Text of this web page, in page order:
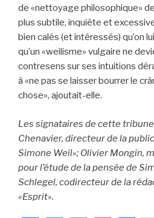
de «nettoyage philosophique»
plus subtile, inquiète et
bien calés (et intéressés) qu’on
qu’un «weilisme» vulgaire ne
contresens sur ses intuitions
à «ne pas se laisser bourrer le
chose», ajoutait-elle.
Les signataires de cette
Chenavier, directeur de la
Simone Weil»; Olivier Mongin,
pour l’étude de la pensée de
Schlegel, codirecteur de la
«Esprit».